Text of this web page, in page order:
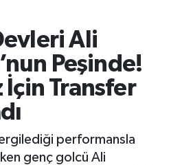
Ali
Peşinde!
İçin Transfer
performansla
genç golcü Ali